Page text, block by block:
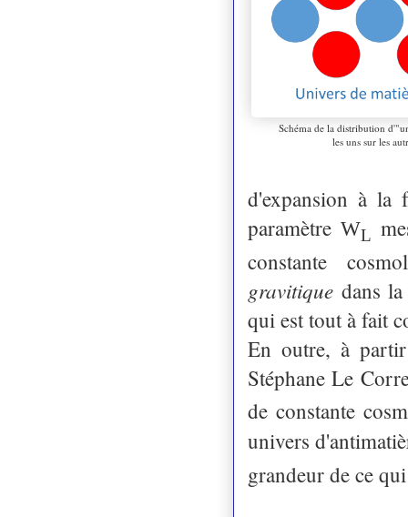
Schéma de la distribution
les uns sur les
d'expansion à la
paramètre WL
constante
gravitique dans
qui est tout à fait
En outre, à partir
Stéphane Le
de constante
univers
grandeur de ce